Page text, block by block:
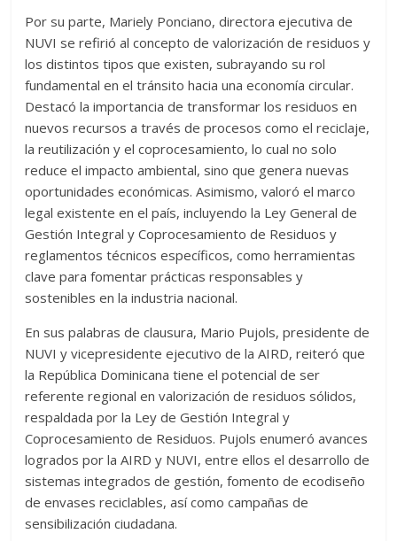
Por su parte, Mariely Ponciano, directora ejecutiva de
NUVI se refirió al concepto de valorización de residuos y
los distintos tipos que existen, subrayando su rol
fundamental en el tránsito hacia una economía circular.
Destacó la importancia de transformar los residuos en
nuevos recursos a través de procesos como el reciclaje,
la reutilización y el coprocesamiento, lo cual no solo
reduce el impacto ambiental, sino que genera nuevas
oportunidades económicas. Asimismo, valoró el marco
legal existente en el país, incluyendo la Ley General de
Gestión Integral y Coprocesamiento de Residuos y
reglamentos técnicos específicos, como herramientas
clave para fomentar prácticas responsables y
sostenibles en la industria nacional.
En sus palabras de clausura, Mario Pujols, presidente de
NUVI y vicepresidente ejecutivo de la AIRD, reiteró que
la República Dominicana tiene el potencial de ser
referente regional en valorización de residuos sólidos,
respaldada por la Ley de Gestión Integral y
Coprocesamiento de Residuos. Pujols enumeró avances
logrados por la AIRD y NUVI, entre ellos el desarrollo de
sistemas integrados de gestión, fomento de ecodiseño
de envases reciclables, así como campañas de
sensibilización ciudadana.